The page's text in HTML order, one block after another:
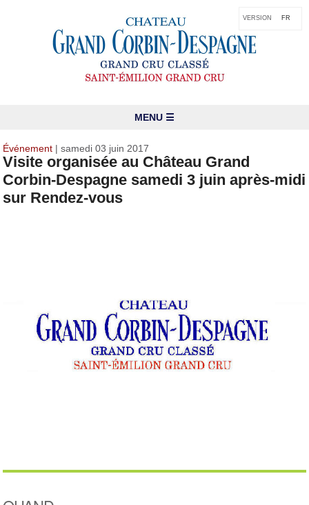
VERSION FR
MENU ☰
Événement | samedi 03 juin 2017
Visite organisée au Château Grand
Corbin-Despagne samedi 3 juin après-midi
sur Rendez-vous